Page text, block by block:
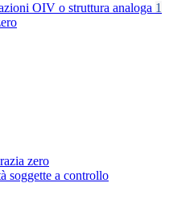
OIV o struttura analoga 1
zero
soggette a controllo